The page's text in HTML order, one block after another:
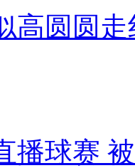
高圆圆走
播球赛